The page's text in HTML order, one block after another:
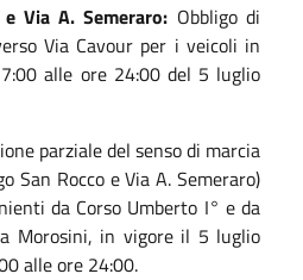
Via A. Semeraro: Obbligo di
Via Cavour per i veicoli in
alle ore 24:00 del 5 luglio
parziale del senso di marcia
San Rocco e Via A. Semeraro)
da Corso Umberto I° e da
Morosini, in vigore il 5 luglio
alle ore 24:00.